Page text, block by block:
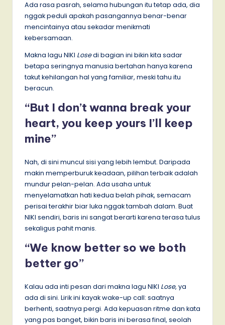
Ada rasa pasrah, selama hubungan itu tetap ada, dia
nggak peduli apakah pasangannya benar-benar
mencintainya atau sekadar menikmati
kebersamaan.
Makna lagu NIKI Losedi bagian ini bikin kita sadar
betapa seringnya manusia bertahan hanya karena
takut kehilangan hal yang familiar, meski tahu itu
beracun.
“But I don’t wanna break your
heart, you keep yours I’ll keep
mine”
Nah, di sini muncul sisi yang lebih lembut. Daripada
makin memperburuk keadaan, pilihan terbaik adalah
mundur pelan-pelan. Ada usaha untuk
menyelamatkan hati kedua belah pihak, semacam
perisai terakhir biar luka nggak tambah dalam. Buat
NIKI sendiri, baris ini sangat berarti karena terasa tulus
sekaligus pahit manis.
“We know better so we both
better go”
Kalau ada inti pesan dari makna lagu NIKI Lose, ya
ada di sini. Lirik ini kayak wake-up call: saatnya
berhenti, saatnya pergi. Ada kepuasan ritme dan kata
yang pas banget, bikin baris ini berasa final, seolah